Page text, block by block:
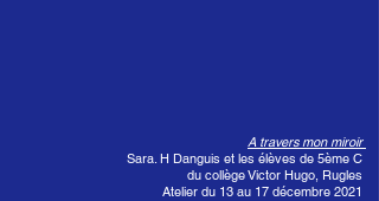
A travers mon miroir
Sara. H Danguis et les élèves de 5ème C
du collège Victor Hugo, Rugles
Atelier du 13 au 17 décembre 2021